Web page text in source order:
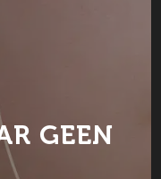
GEEN